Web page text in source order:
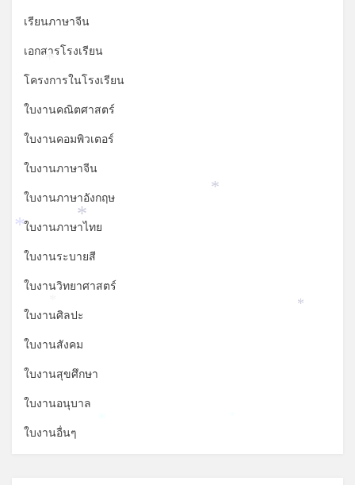
เรียนภาษาจีน
เอกสารโรงเรียน
โครงการในโรงเรียน
ใบงานคณิตศาสตร์
ใบงานคอมพิวเตอร์
ใบงานภาษาจีน
ใบงานภาษาอังกฤษ
ใบงานภาษาไทย
ใบงานระบายสี
ใบงานวิทยาศาสตร์
ใบงานศิลปะ
ใบงานสังคม
ใบงานสุขศึกษา
ใบงานอนุบาล
ใบงานอื่นๆ
*
*
*